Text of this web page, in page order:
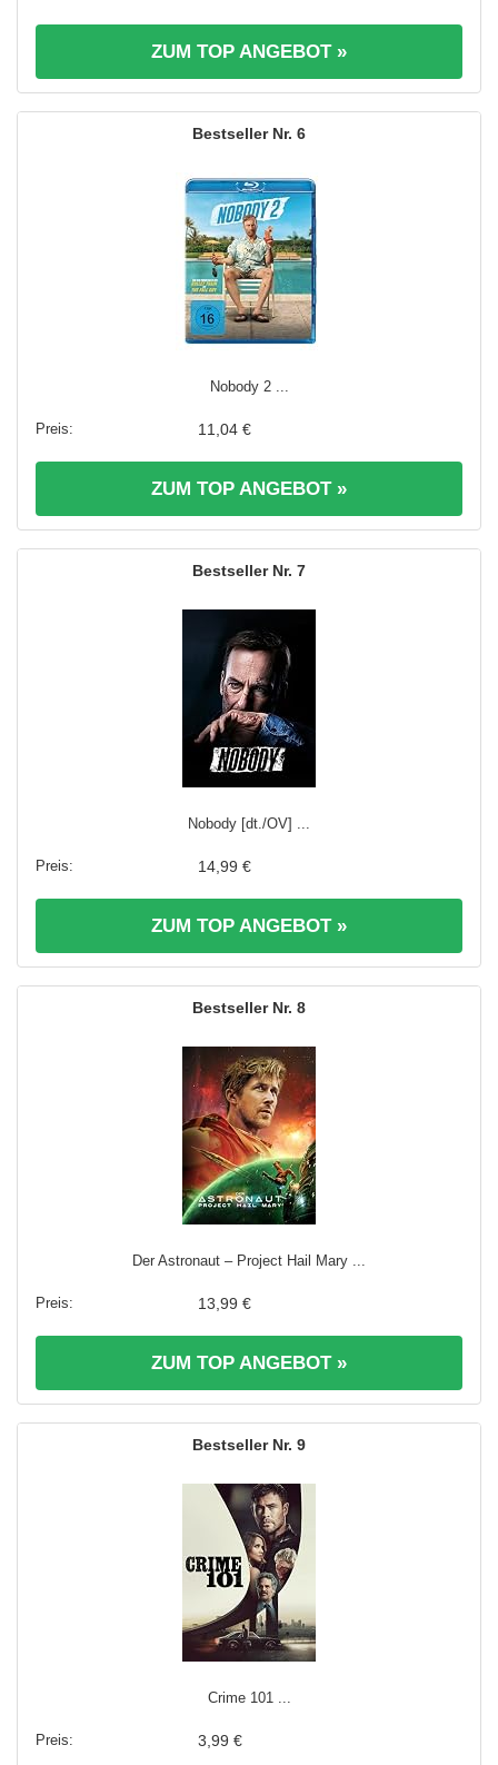
ZUM TOP ANGEBOT »
6
Nobody 2 ...
11,04 €
ZUM TOP ANGEBOT »
7
Nobody [dt./OV] ...
14,99 €
ZUM TOP ANGEBOT »
8
Der Astronaut – Project Hail Mary ...
13,99 €
ZUM TOP ANGEBOT »
9
Crime 101 ...
3,99 €